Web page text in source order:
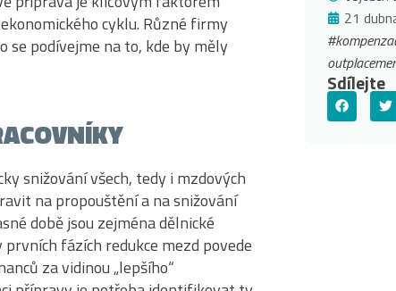
cyklu. Různé firmy
podívejme na to, kde by měly
snižování všech, tedy i mzdových
na propouštění a na snižování
době jsou zejména dělnické
fázích redukce mezd povede
za vidinou „lepšího“
21
Sdílejte